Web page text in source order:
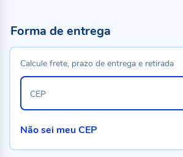
Forma de entrega
Calcule frete, prazo de entrega e retirada
CEP
Não sei meu CEP